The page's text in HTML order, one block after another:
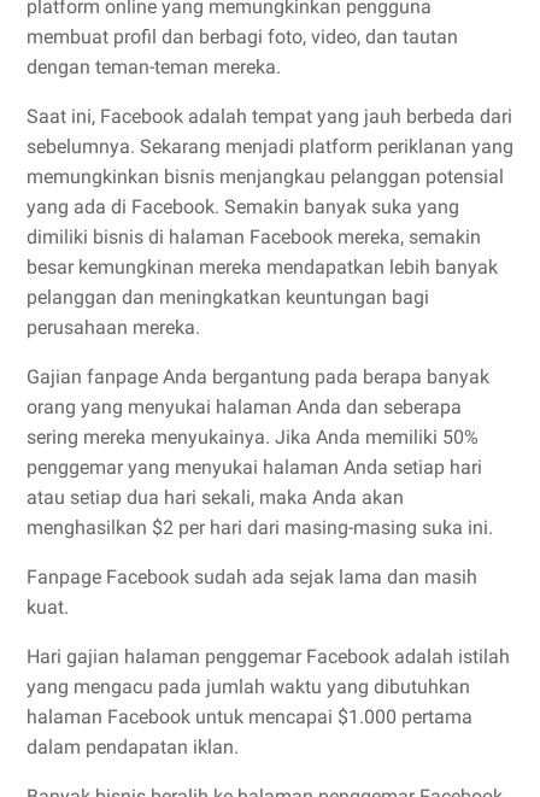
platform online yang memungkinkan pengguna
membuat profil dan berbagi foto, video, dan tautan
dengan teman-teman mereka.
Saat ini, Facebook adalah tempat yang jauh berbeda dari
sebelumnya. Sekarang menjadi platform periklanan yang
memungkinkan bisnis menjangkau pelanggan potensial
yang ada di Facebook. Semakin banyak suka yang
dimiliki bisnis di halaman Facebook mereka, semakin
besar kemungkinan mereka mendapatkan lebih banyak
pelanggan dan meningkatkan keuntungan bagi
perusahaan mereka.
Gajian fanpage Anda bergantung pada berapa banyak
orang yang menyukai halaman Anda dan seberapa
sering mereka menyukainya. Jika Anda memiliki 50%
penggemar yang menyukai halaman Anda setiap hari
atau setiap dua hari sekali, maka Anda akan
menghasilkan $2 per hari dari masing-masing suka ini.
Fanpage Facebook sudah ada sejak lama dan masih
kuat.
Hari gajian halaman penggemar Facebook adalah istilah
yang mengacu pada jumlah waktu yang dibutuhkan
halaman Facebook untuk mencapai $1.000 pertama
dalam pendapatan iklan.